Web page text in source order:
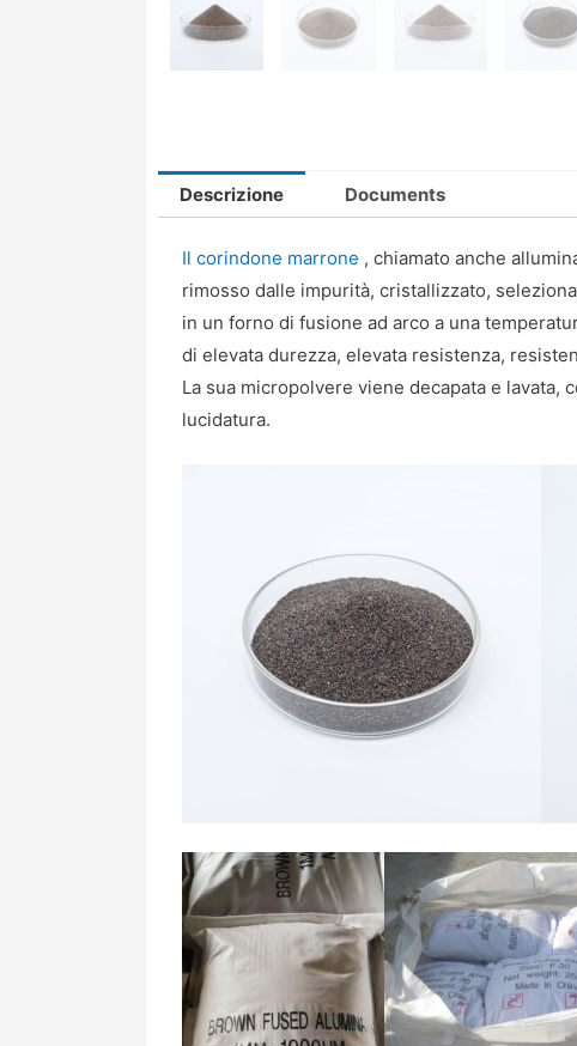
Descrizione Documents
Il corindone marrone , chiamato anche
rimosso dalle impurità, cristallizzato,
in un forno di fusione ad arco a una
di elevata durezza, elevata resistenza,
La sua micropolvere viene decapata e
lucidatura.